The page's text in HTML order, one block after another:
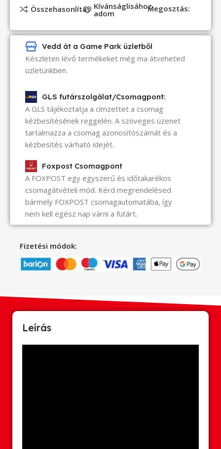
Összehasonlítás Kívánságlisához
adom Megosztás:
Vedd át a Game Park üzletből
Készleten lévő termékeket még ma átveheted
üzletünkben.
GLS futárszolgálat/Csomagpont:
A GLS tájékoztatja a címzettet a csomag
kézbesítésének reggelén. A szöveges üzenet
tartalmazza a csomag azonosítószámát és a
kézbesítés várható idejét.
Foxpost Csomagpont
A FOXPOST egy egyszerű és időtakarékos
csomagátvételi mód. Kérd megrendelésed
bármely FOXPOST csomagautomatába, így
nem kell egész nap várni a futárt.
Fizetési módok:
Leírás